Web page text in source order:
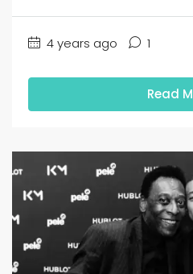
4 years ago 1
Read